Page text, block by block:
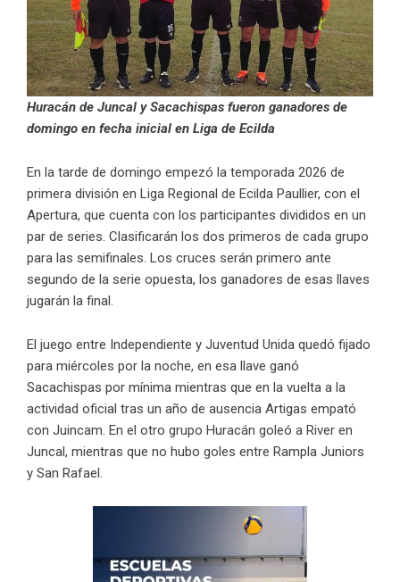
Huracán de Juncal y Sacachispas fueron ganadores de
domingo en fecha inicial en Liga de Ecilda
En la tarde de domingo empezó la temporada 2026 de
primera división en Liga Regional de Ecilda Paullier, con el
Apertura, que cuenta con los participantes divididos en un
par de series. Clasificarán los dos primeros de cada grupo
para las semifinales. Los cruces serán primero ante
segundo de la serie opuesta, los ganadores de esas llaves
jugarán la final.
El juego entre Independiente y Juventud Unida quedó fijado
para miércoles por la noche, en esa llave ganó
Sacachispas por mínima mientras que en la vuelta a la
actividad oficial tras un año de ausencia Artigas empató
con Juincam. En el otro grupo Huracán goleó a River en
Juncal, mientras que no hubo goles entre Rampla Juniors
y San Rafael.